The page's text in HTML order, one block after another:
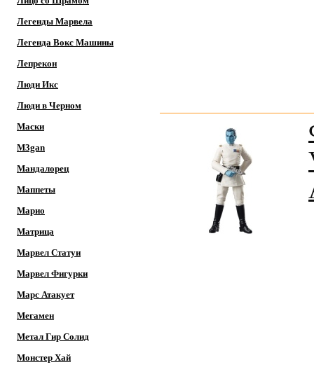
Легенды Марвела
Легенда Вокс Машины
Лепрекон
Люди Икс
Люди в Черном
Маски
M3gan
Мандалорец
Маппеты
Марио
Матрица
Марвел Статуи
Марвел Фигурки
Марс Атакует
Мегамен
Метал Гир Солид
Монстер Хай